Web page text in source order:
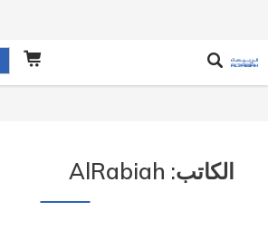
الكاتب: AlRabiah